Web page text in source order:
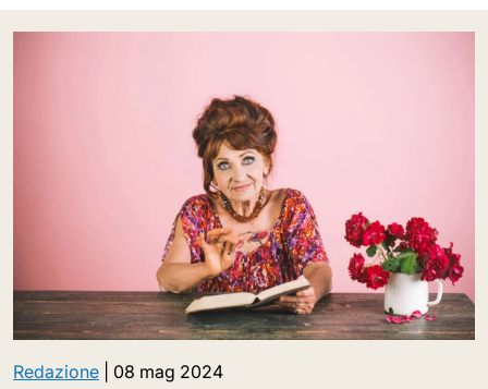
Redazione 08 mag 2024